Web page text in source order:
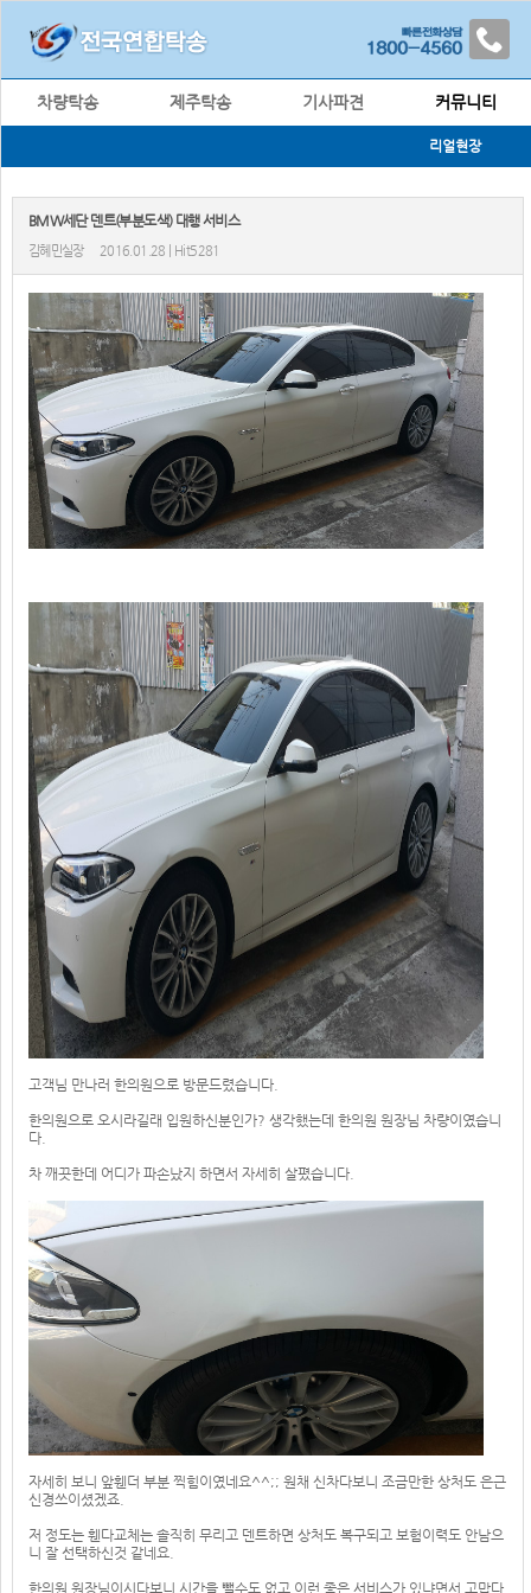
차량탁송 제주탁송 기사파견 커뮤니티
리얼현장
BMW세단 덴트(부분도색) 대행 서비스
김혜민실장 2016.01.28 | Hit5281
고객님 만나러 한의원으로 방문드렸습니다.
한의원으로 오시라길래 입원하신분인가? 생각했는데 한의원 원장님 차량이였습니
다.
차 깨끗한데 어디가 파손났지 하면서 자세히 살폈습니다.
자세히 보니 앞휀더 부분 찍힘이였네요^^;; 원채 신차다보니 조금만한 상처도 은근
신경쓰이셨겠죠.
저 정도는 휀다교체는 솔직히 무리고 덴트하면 상처도 복구되고 보험이력도 안남으
니 잘 선택하신것 같네요.
한의원 원장님이시다보니 시간을 뺄수도 없고 이런 좋은 서비스가 있냐면서 고맙다